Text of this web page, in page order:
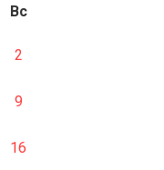
Вс
2
9
16